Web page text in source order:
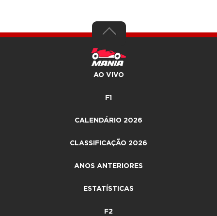
AO VIVO
F1
CALENDÁRIO 2026
CLASSIFICAÇÃO 2026
ANOS ANTERIORES
ESTATÍSTICAS
F2